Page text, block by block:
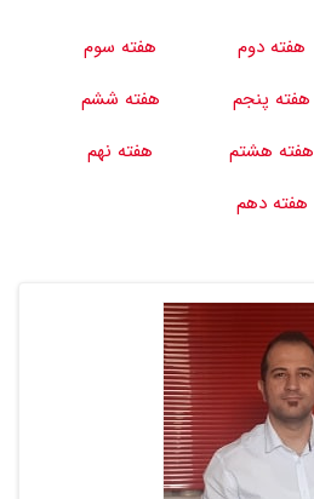
هفته دوم
هفته سوم
هفته پنجم
هفته ششم
هفته هشتم
هفته نهم
هفته دهم